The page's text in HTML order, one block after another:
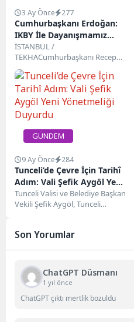
3 Ay Önce 277
Cumhurbaşkanı Erdoğan:
IKBY İle Dayanışmamız
Sürecek
İSTANBUL /
TEKHACumhurbaşkanı Recep
Tayyip Erdoğan, Irak Kürt
Bölgesel Yönetimi (IKBY)
Başbakanı Mesrur Barzani ve...
GÜNDEM
9 Ay Önce 284
Tunceli’de Çevre İçin Tarihî
Adım: Vali Şefik Aygöl Yeni
Yönetmeliği Duyurdu
Tunceli Valisi ve Belediye Başkan
Vekili Şefik Aygöl, Tunceli
Son Yorumlar
ChatGPT Düsmanı
1 yıl önce
ChatGPT çıktı mertlik bozuldu